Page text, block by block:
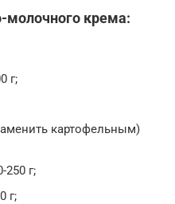
молочного крема:
г;
картофельным)
250 г;
г;